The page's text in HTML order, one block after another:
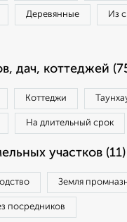
Деревянные Из
дач, коттеджей
Коттеджи
На длительный срок
участков (11)
Земля
посредников